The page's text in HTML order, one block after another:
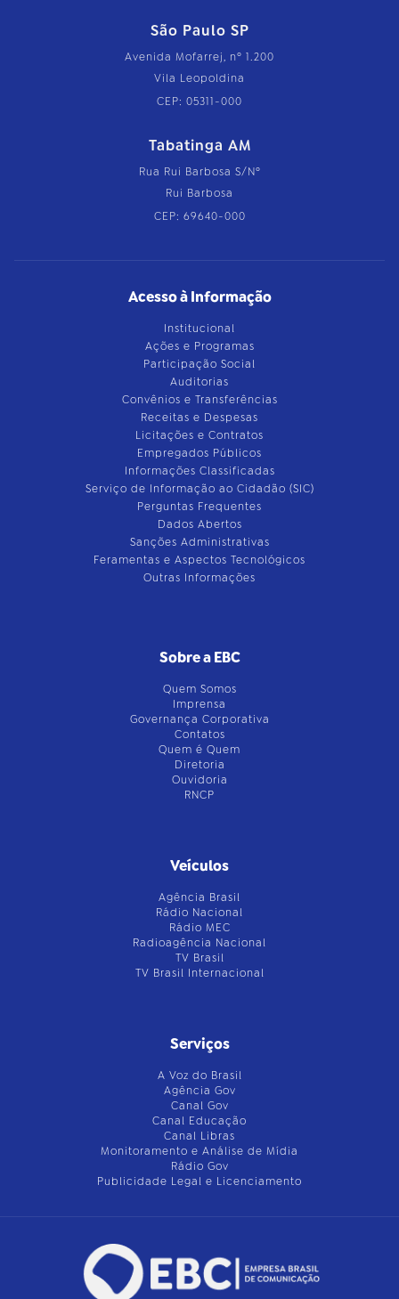
São Paulo SP
Avenida Mofarrej, nº 1.200
Vila Leopoldina
CEP: 05311-000
Tabatinga AM
Rua Rui Barbosa S/Nº
Rui Barbosa
CEP: 69640-000
Acesso à Informação
Institucional
Ações e Programas
Participação Social
Auditorias
Convênios e Transferências
Receitas e Despesas
Licitações e Contratos
Empregados Públicos
Informações Classificadas
Serviço de Informação ao Cidadão (SIC)
Perguntas Frequentes
Dados Abertos
Sanções Administrativas
Feramentas e Aspectos Tecnológicos
Outras Informações
Sobre a EBC
Quem Somos
Imprensa
Governança Corporativa
Contatos
Quem é Quem
Diretoria
Ouvidoria
RNCP
Veículos
Agência Brasil
Rádio Nacional
Rádio MEC
Radioagência Nacional
TV Brasil
TV Brasil Internacional
Serviços
A Voz do Brasil
Agência Gov
Canal Gov
Canal Educação
Canal Libras
Monitoramento e Análise de Mídia
Rádio Gov
Publicidade Legal e Licenciamento